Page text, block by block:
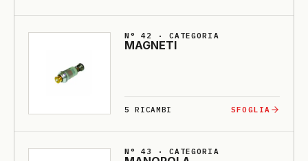
N° 42 · CATEGORIA
MAGNE­TI
5 RICAMBI SFOGLIA
N° 43 · CATEGORIA